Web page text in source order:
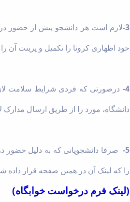
3- لازم است هر دانشجو پیش از حضور در
خود اظهاری کرونا را تکمیل و پرینت آن
4- درصورتی که فردی شرایط سلامت
دانشگاه، مورد را از طریق ارسال مدارک
5-
صرفا دانشجویانی که به دلیل حضور
را که لینک آن در همین صفحه قرار داده
(لینک فرم درخواست خوابگاه)